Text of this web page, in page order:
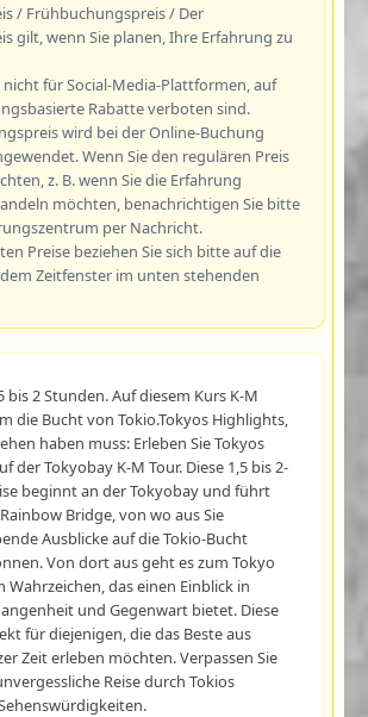
/ Frühbuchungspreis / Der
gilt, wenn Sie planen, Ihre Erfahrung zu
nicht für Social-Media-Plattformen, auf
Rabatte verboten sind.
wird bei der Online-Buchung
Wenn Sie den regulären Preis
z. B. wenn Sie die Erfahrung
möchten, benachrichtigen Sie bitte
per Nachricht.
Preise beziehen Sie sich bitte auf die
Zeitfenster im unten stehenden
bis 2 Stunden. Auf diesem Kurs K-M
die Bucht von Tokio.Tokyos Highlights,
haben muss: Erleben Sie Tokyos
der Tokyobay K-M Tour. Diese 1,5 bis 2-
beginnt an der Tokyobay und führt
Bridge, von wo aus Sie
Ausblicke auf die Tokio-Bucht
Von dort aus geht es zum Tokyo
Wahrzeichen, das einen Einblick in
und Gegenwart bietet. Diese
für diejenigen, die das Beste aus
Zeit erleben möchten. Verpassen Sie
Reise durch Tokios